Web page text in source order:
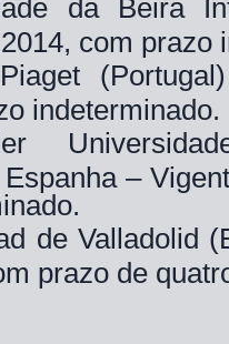
da Beira
com prazo
indeterminado.
Espanha –
de Valladolid
prazo de